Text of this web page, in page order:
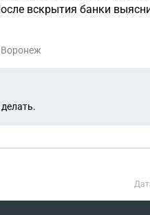
вскрытия банки
можно вернуть
Воронеж